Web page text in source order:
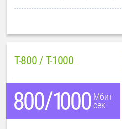
T-800 / T-1000
Мбит
сек